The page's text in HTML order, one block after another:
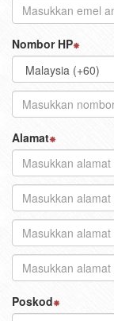
Nombor HP
Alamat
Poskod